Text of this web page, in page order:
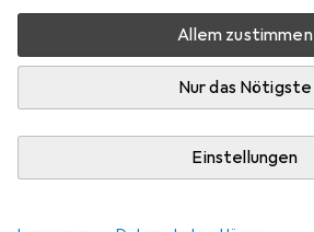
Allem zustimmen
Nur das Nötigste
Einstellungen